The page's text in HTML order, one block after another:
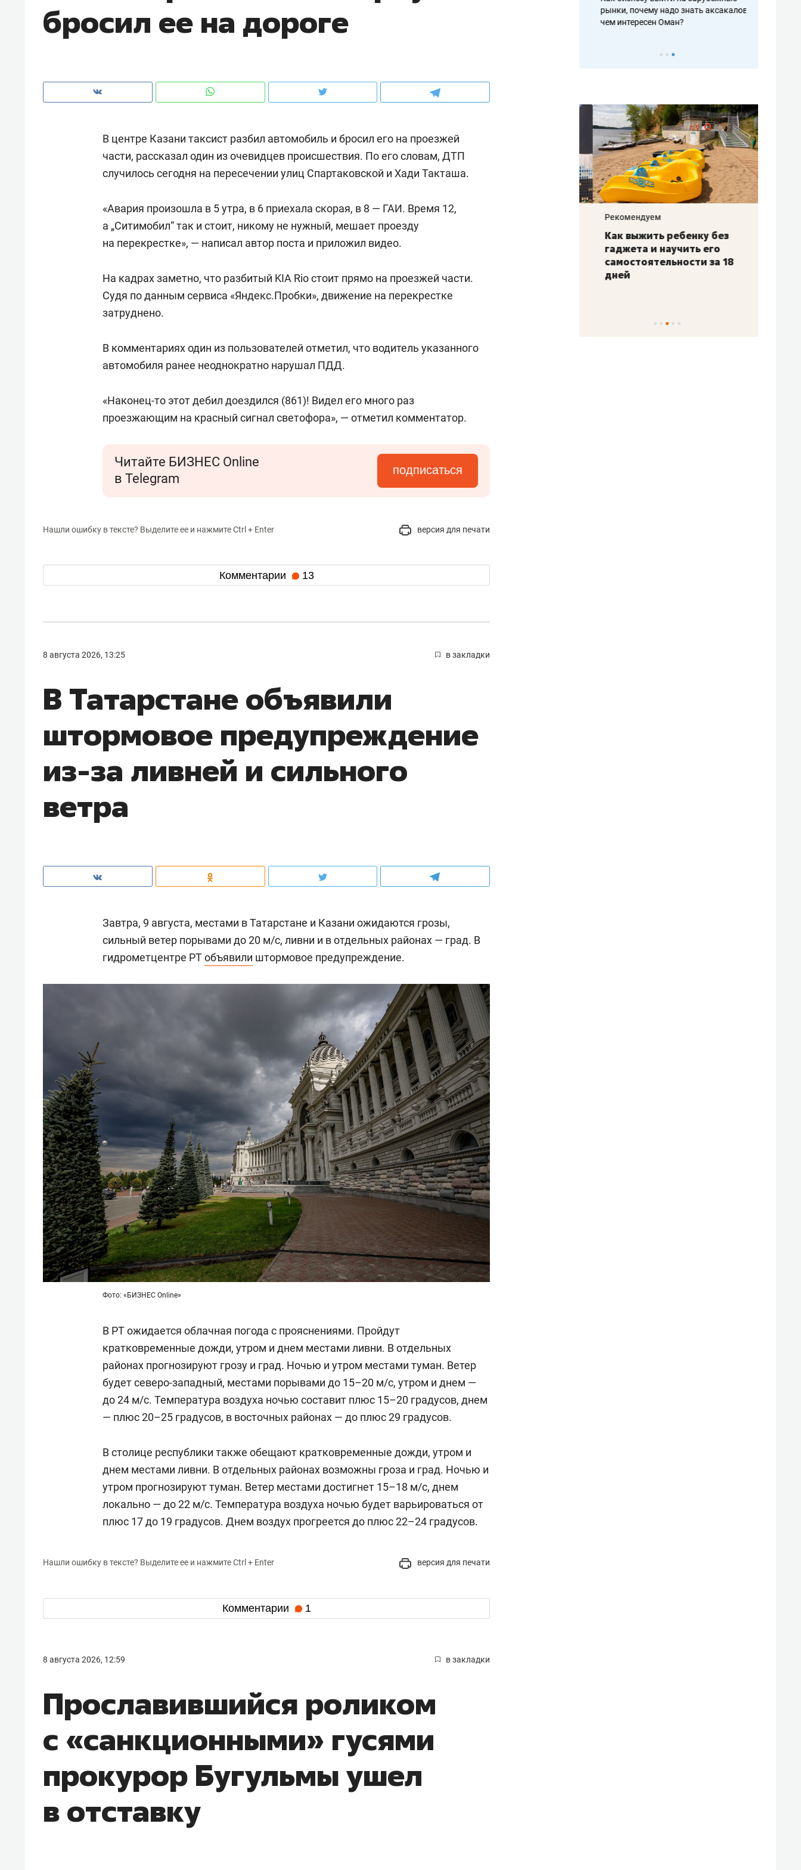
бросил ее на дороге
В центре Казани таксист разбил автомобиль и бросил его на проезжей
части, рассказал один из очевидцев происшествия. По его словам, ДТП
случилось сегодня на пересечении улиц Спартаковской и Хади Такташа.
«Авария произошла в 5 утра, в 6 приехала скорая, в 8 — ГАИ. Время 12,
а „Ситимобил“ так и стоит, никому не нужный, мешает проезду
на перекрестке», — написал автор поста и приложил видео.
На кадрах заметно, что разбитый KIA Rio стоит прямо на проезжей части.
Судя по данным сервиса «Яндекс.Пробки», движение на перекрестке
затруднено.
В комментариях один из пользователей отметил, что водитель указанного
автомобиля ранее неоднократно нарушал ПДД.
«Наконец-то этот дебил доездился (861)! Видел его много раз
проезжающим на красный сигнал светофора», — отметил комментатор.
Читайте БИЗНЕС Online
в Telegram
подписаться
Нашли ошибку в тексте? Выделите ее и нажмите Ctrl + Enter версия для печати
Комментарии 13
8 августа 2026, 13:25 в закладки
В Татарстане объявили
штормовое предупреждение
из-за ливней и сильного
ветра
Завтра, 9 августа, местами в Татарстане и Казани ожидаются грозы,
сильный ветер порывами до 20 м/c, ливни и в отдельных районах — град. В
гидрометцентре РТобъявили штормовое предупреждение.
Фото: «БИЗНЕС Online»
В РТ ожидается облачная погода с прояснениями. Пройдут
кратковременные дожди, утром и днем местами ливни. В отдельных
районах прогнозируют грозу и град. Ночью и утром местами туман. Ветер
будет северо-западный, местами порывами до 15–20 м/c, утром и днем —
до 24 м/с. Температура воздуха ночью составит плюс 15–20 градусов, днем
— плюс 20–25 градусов, в восточных районах — до плюс 29 градусов.
В столице республики также обещают кратковременные дожди, утром и
днем местами ливни. В отдельных районах возможны гроза и град. Ночью и
утром прогнозируют туман. Ветер местами достигнет 15–18 м/с, днем
локально — до 22 м/с. Температура воздуха ночью будет варьироваться от
плюс 17 до 19 градусов. Днем воздух прогреется до плюс 22–24 градусов.
Нашли ошибку в тексте? Выделите ее и нажмите Ctrl + Enter версия для печати
Комментарии 1
8 августа 2026, 12:59 в закладки
Прославившийся роликом
с «санкционными» гусями
прокурор Бугульмы ушел
в отставку
чем интересен Оман?
клиентах и чудных запросах мастеров
рынки, почему надо знать аксакалов и
чем интересен Оман?
Оставить шум за волной: как
строят тишину в казанском
Рекомендуем
Психотерапевт «Фороса»:
«Директорский невроз» –
свою сверхнагрузку
Рекомендуем
Дизайнер-прораб Наталья
для меня это челлендж!»
Рекомендуем
Как выжить ребенку без
гаджета и научить его
самостоятельности за 18
дней